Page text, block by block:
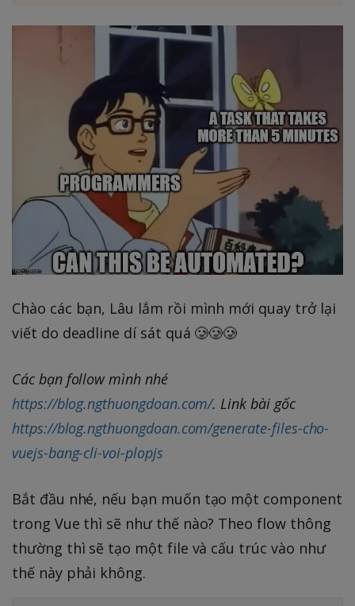
Chào các bạn, Lâu lắm rồi mình mới quay trở lại
viết do deadline dí sát quá 🥲🥲🥲
Các bạn follow mình nhé
https://blog.ngthuongdoan.com/. Link bài gốc
https://blog.ngthuongdoan.com/generate-files-cho-
vuejs-bang-cli-voi-plopjs
Bắt đầu nhé, nếu bạn muốn tạo một component
trong Vue thì sẽ như thế nào? Theo flow thông
thường thì sẽ tạo một file và cấu trúc vào như
thế này phải không.